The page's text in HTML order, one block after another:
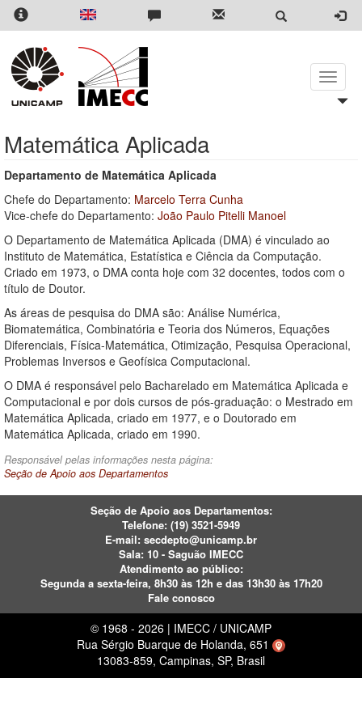
Pular
para
conteúdo
principal
Toggle
Matemática Aplicada
Departamento de Matemática Aplicada
Chefe do Departamento: Marcelo Terra Cunha
Vice-chefe do Departamento: João Paulo Pitelli Manoel
O Departamento de Matemática Aplicada (DMA) é vinculado ao
Instituto de Matemática, Estatística e Ciência da Computação.
Criado em 1973, o DMA conta hoje com 32 docentes, todos com o
título de Doutor.
As áreas de pesquisa do DMA são: Análise Numérica,
Biomatemática, Combinatória e Teoria dos Números, Equações
Diferenciais, Física-Matemática, Otimização, Pesquisa Operacional,
Problemas Inversos e Geofísica Computacional.
O DMA é responsável pelo Bacharelado em Matemática Aplicada e
Computacional e por dois cursos de pós-graduação: o Mestrado em
Matemática Aplicada, criado em 1977, e o Doutorado em
Matemática Aplicada, criado em 1990.
Responsável pelas informações nesta página:
Seção de Apoio aos Departamentos
Seção de Apoio aos Departamentos:
Telefone: (19) 3521-5949
E-mail: secdepto@unicamp.br
Sala: 10 - Saguão IMECC
Atendimento ao público:
Segunda a sexta-feira, 8h30 às 12h e das 13h30 às 17h20
Fale conosco
© 1968 - 2026 | IMECC / UNICAMP
Rua Sérgio Buarque de Holanda, 651
13083-859, Campinas, SP, Brasil